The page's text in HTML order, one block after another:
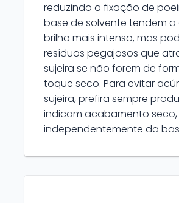
reduzindo a fixação de
base de solvente tendem
brilho mais intenso, mas
resíduos pegajosos que
sujeira se não forem de
toque seco. Para evitar
sujeira, prefira sempre
indicam acabamento seco,
independentemente da